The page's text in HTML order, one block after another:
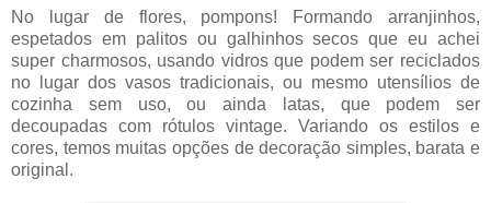
No lugar de flores, pompons! Formando arranjinhos,
espetados em palitos ou galhinhos secos que eu achei
super charmosos, usando vidros que podem ser reciclados
no lugar dos vasos tradicionais, ou mesmo utensílios de
cozinha sem uso, ou ainda latas, que podem ser
decoupadas com rótulos vintage. Variando os estilos e
cores, temos muitas opções de decoração simples, barata e
original.